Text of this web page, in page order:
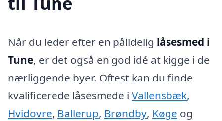
Når du leder efter en pålidelig låsesmed i
Tune, er det også en god idé at kigge i de
nærliggende byer. Oftest kan du finde
kvalificerede låsesmede i Vallensbæk,
Hvidovre, Ballerup, Brøndby, Køge og